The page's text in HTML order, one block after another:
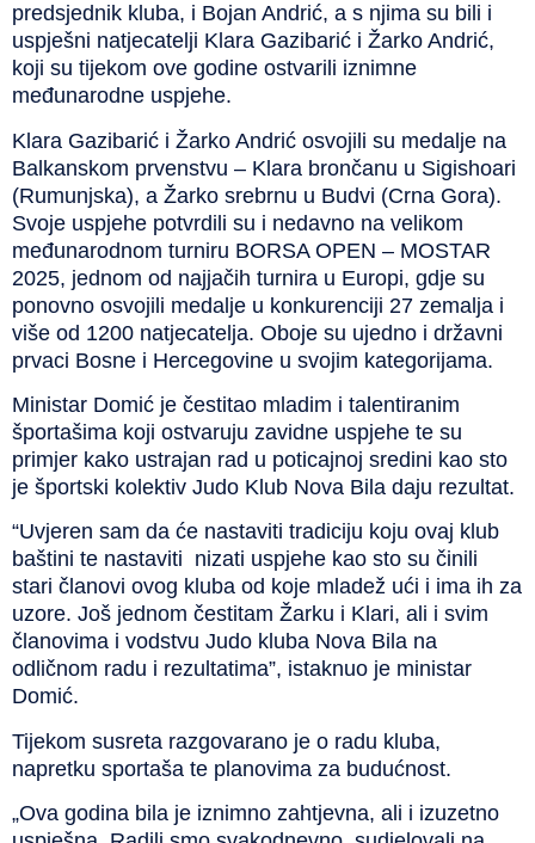
predsjednik kluba, i Bojan Andrić, a s njima su bili i
uspješni natjecatelji Klara Gazibarić i Žarko Andrić,
koji su tijekom ove godine ostvarili iznimne
međunarodne uspjehe.
Klara Gazibarić i Žarko Andrić osvojili su medalje na
Balkanskom prvenstvu – Klara brončanu u Sigishoari
(Rumunjska), a Žarko srebrnu u Budvi (Crna Gora).
Svoje uspjehe potvrdili su i nedavno na velikom
međunarodnom turniru BORSA OPEN – MOSTAR
2025, jednom od najjačih turnira u Europi, gdje su
ponovno osvojili medalje u konkurenciji 27 zemalja i
više od 1200 natjecatelja. Oboje su ujedno i državni
prvaci Bosne i Hercegovine u svojim kategorijama.
Ministar Domić je čestitao mladim i talentiranim
športašima koji ostvaruju zavidne uspjehe te su
primjer kako ustrajan rad u poticajnoj sredini kao sto
je športski kolektiv Judo Klub Nova Bila daju rezultat.
“Uvjeren sam da će nastaviti tradiciju koju ovaj klub
baštini te nastaviti nizati uspjehe kao sto su činili
stari članovi ovog kluba od koje mladež ući i ima ih za
uzore. Još jednom čestitam Žarku i Klari, ali i svim
članovima i vodstvu Judo kluba Nova Bila na
odličnom radu i rezultatima”, istaknuo je ministar
Domić.
Tijekom susreta razgovarano je o radu kluba,
napretku sportaša te planovima za budućnost.
„Ova godina bila je iznimno zahtjevna, ali i izuzetno